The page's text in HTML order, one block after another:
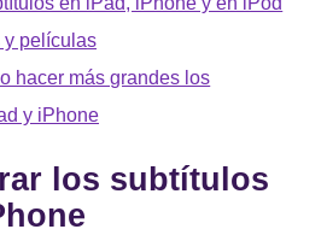
y películas
hacer más grandes los
y iPhone
los subtítulos